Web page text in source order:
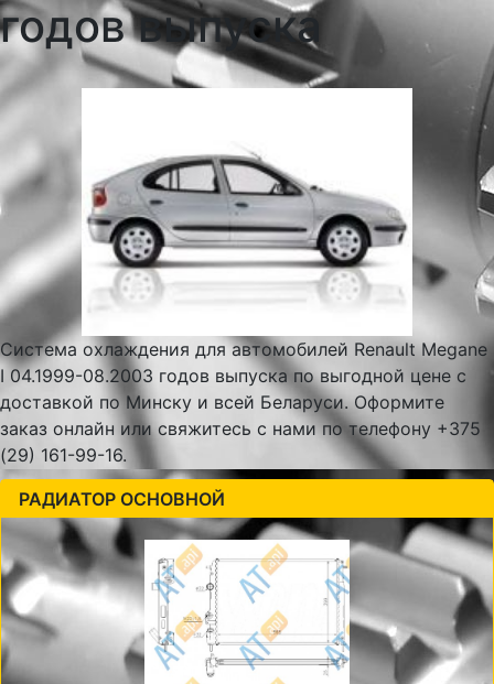
годов выпуска
Система охлаждения для автомобилей Renault Megane
I 04.1999-08.2003 годов выпуска по выгодной цене с
доставкой по Минску и всей Беларуси. Оформите
заказ онлайн или свяжитесь с нами по телефону +375
(29) 161-99-16.
РАДИАТОР ОСНОВНОЙ